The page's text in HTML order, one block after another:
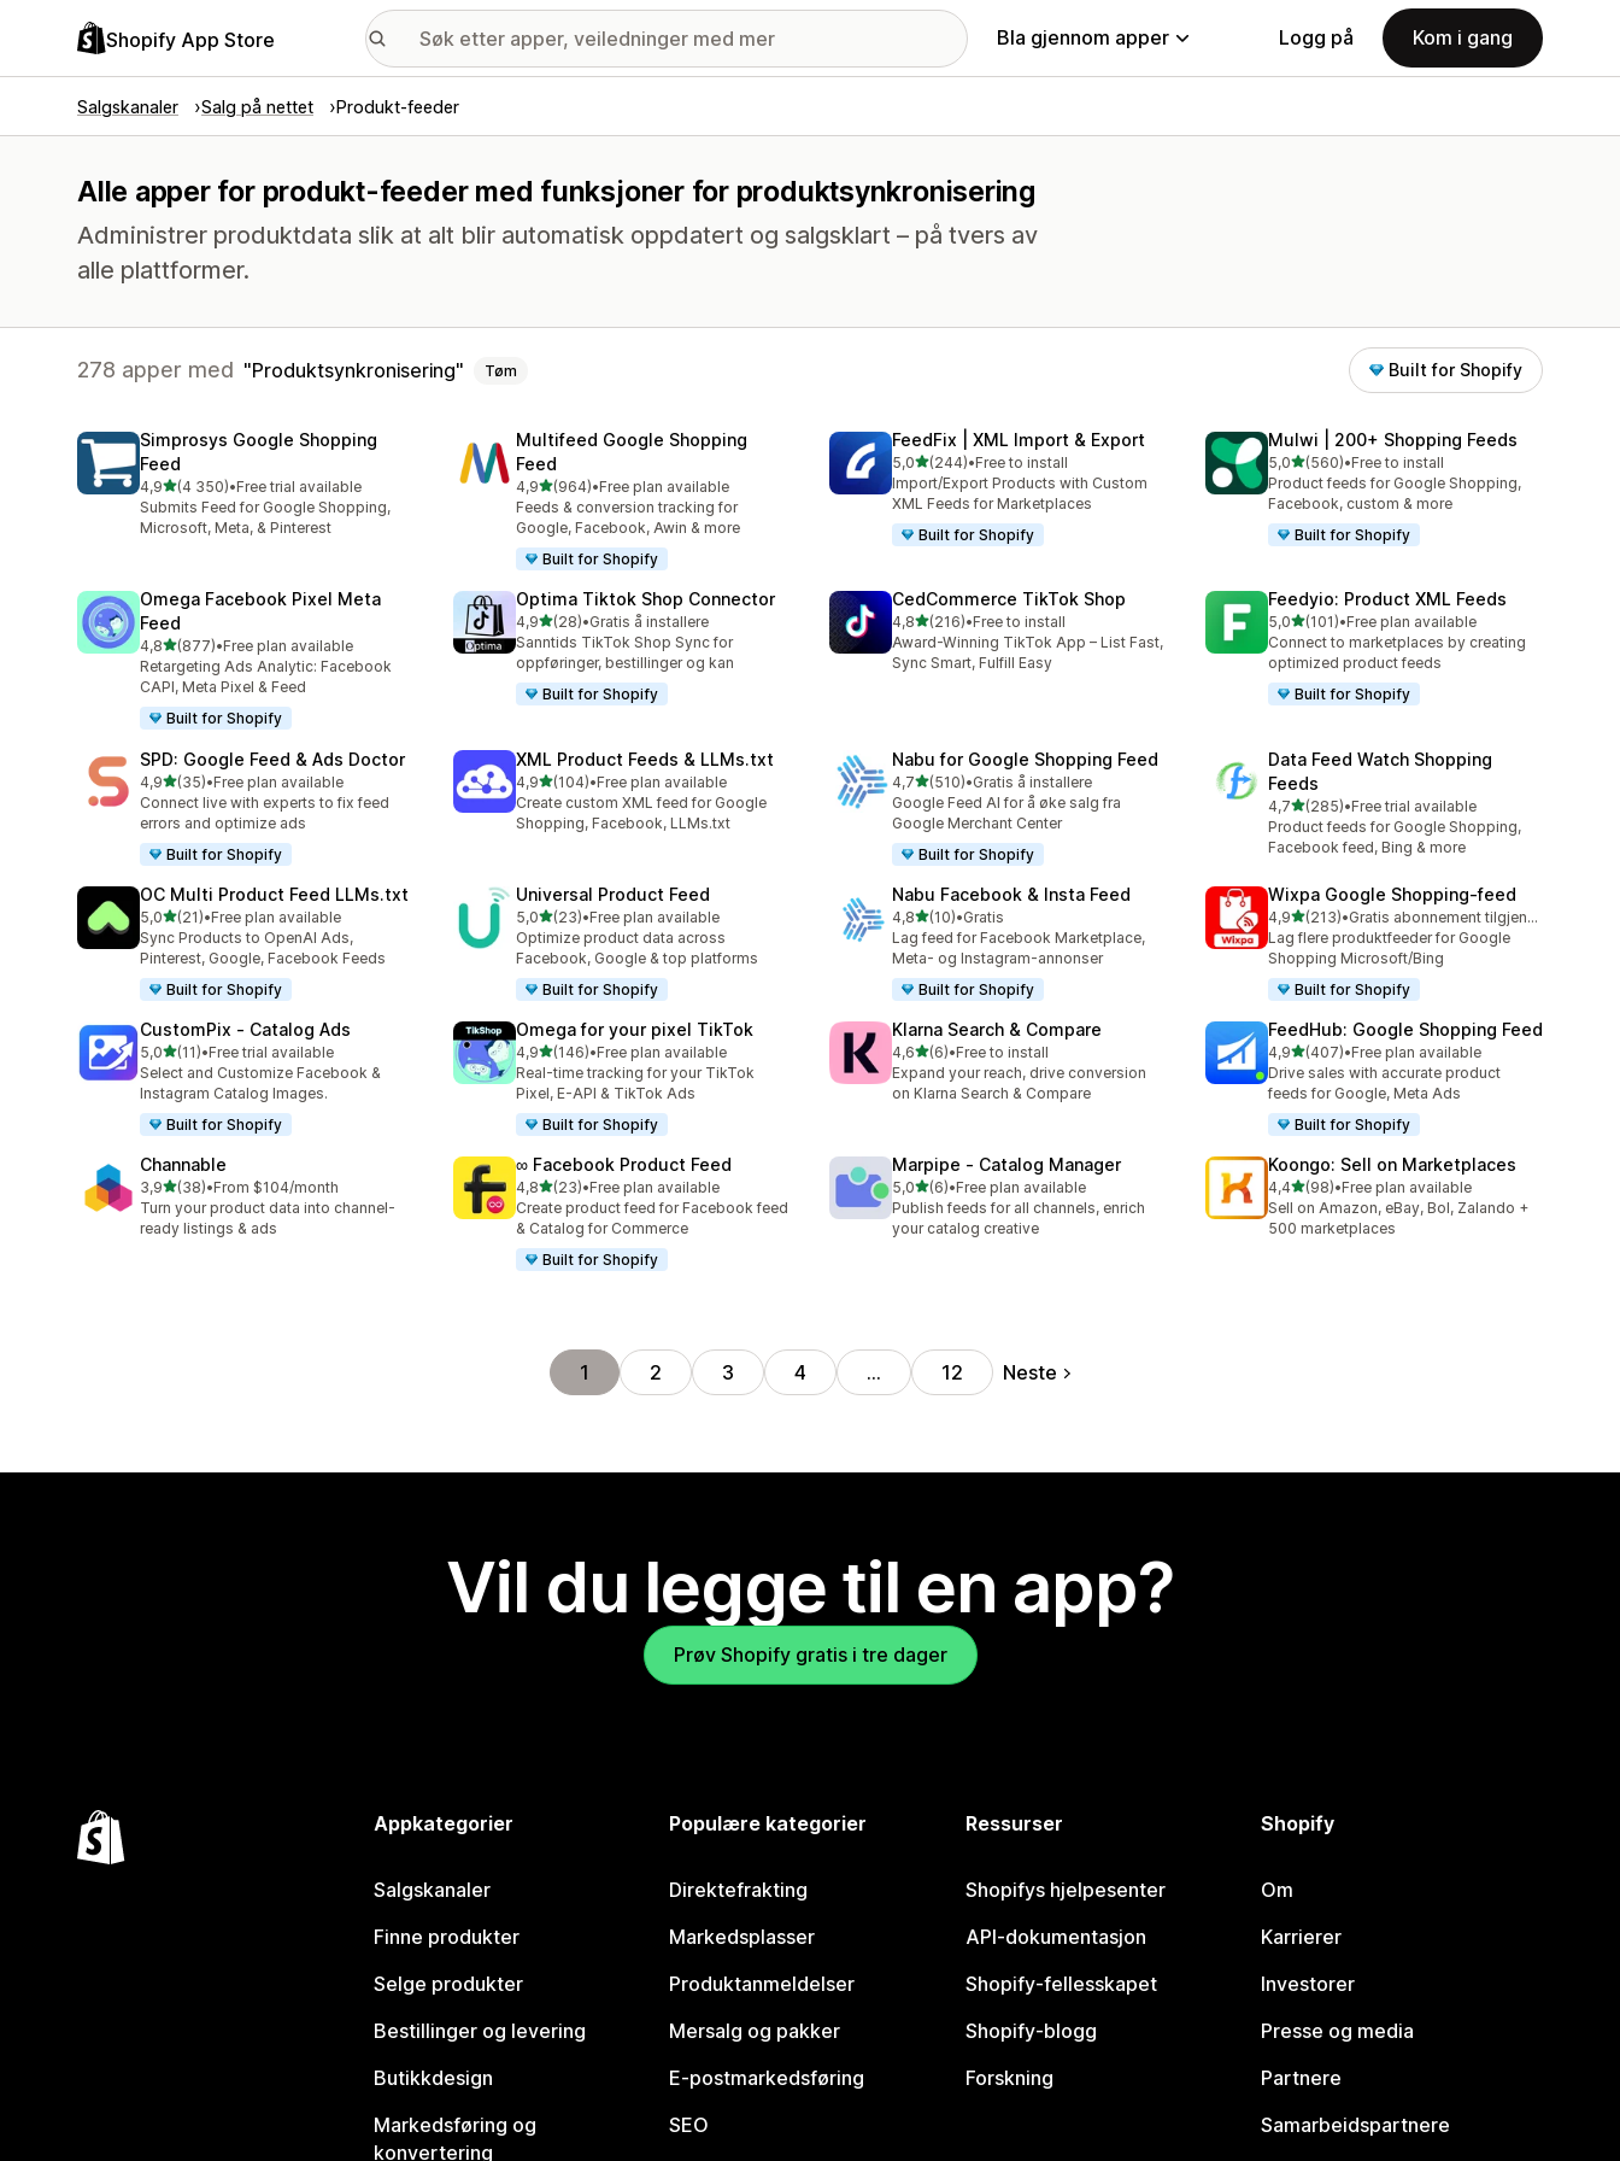
Shopify App Store Bla gjennom apper Logg på Kom i gang
Salgskanaler Salg på nettet Produkt-feeder
Alle apper for produkt-feeder med funksjoner for produktsynkronisering
Administrer produktdata slik at alt blir automatisk oppdatert og salgsklart – på tvers av
alle plattformer.
278 apper med Produktsynkronisering Tøm Built for Shopify
Simprosys Google Shopping
Feed
4,9av 5 stjerner
(4 350)
Totalt 4350 omtaler
•Free trial available
Submits Feed for Google Shopping,
Microsoft, Meta, & Pinterest
Multifeed Google Shopping
Feed
4,9av 5 stjerner
(964)
Totalt 964 omtaler
•Free plan available
Feeds & conversion tracking for
Google, Facebook, Awin & more
Built for Shopify
FeedFix | XML Import & Export
5,0av 5 stjerner
(244)
Totalt 244 omtaler
•Free to install
Import/Export Products with Custom
XML Feeds for Marketplaces
Built for Shopify
Mulwi | 200+ Shopping Feeds
5,0av 5 stjerner
(560)
Totalt 560 omtaler
•Free to install
Product feeds for Google Shopping,
Facebook, custom & more
Built for Shopify
Omega Facebook Pixel Meta
Feed
4,8av 5 stjerner
(877)
Totalt 877 omtaler
•Free plan available
Retargeting Ads Analytic: Facebook
CAPI, Meta Pixel & Feed
Built for Shopify
Optima Tiktok Shop Connector
4,9av 5 stjerner
(28)
Totalt 28 omtaler
•Gratis å installere
Sanntids TikTok Shop Sync for
oppføringer, bestillinger og kan
Built for Shopify
CedCommerce TikTok Shop
4,8av 5 stjerner
(216)
Totalt 216 omtaler
•Free to install
Award-Winning TikTok App – List Fast,
Sync Smart, Fulfill Easy
Feedyio: Product XML Feeds
5,0av 5 stjerner
(101)
Totalt 101 omtaler
•Free plan available
Connect to marketplaces by creating
optimized product feeds
Built for Shopify
SPD: Google Feed & Ads Doctor
4,9av 5 stjerner
(35)
Totalt 35 omtaler
•Free plan available
Connect live with experts to fix feed
errors and optimize ads
Built for Shopify
XML Product Feeds & LLMs.txt
4,9av 5 stjerner
(104)
Totalt 104 omtaler
•Free plan available
Create custom XML feed for Google
Shopping, Facebook, LLMs.txt
Nabu for Google Shopping Feed
4,7av 5 stjerner
(510)
Totalt 510 omtaler
•Gratis å installere
Google Feed AI for å øke salg fra
Google Merchant Center
Built for Shopify
Data Feed Watch Shopping
Feeds
4,7av 5 stjerner
(285)
Totalt 285 omtaler
•Free trial available
Product feeds for Google Shopping,
Facebook feed, Bing & more
OC Multi Product Feed LLMs.txt
5,0av 5 stjerner
(21)
Totalt 21 omtaler
•Free plan available
Sync Products to OpenAI Ads,
Pinterest, Google, Facebook Feeds
Built for Shopify
Universal Product Feed
5,0av 5 stjerner
(23)
Totalt 23 omtaler
•Free plan available
Optimize product data across
Facebook, Google & top platforms
Built for Shopify
Nabu Facebook & Insta Feed
4,8av 5 stjerner
(10)
Totalt 10 omtaler
•Gratis
Lag feed for Facebook Marketplace,
Meta- og Instagram-annonser
Built for Shopify
Wixpa Google Shopping‑feed
4,9av 5 stjerner
(213)
Totalt 213 omtaler
•
Gratis abonnement tilgjengelig
Lag flere produktfeeder for Google
Shopping Microsoft/Bing
Built for Shopify
CustomPix ‑ Catalog Ads
5,0av 5 stjerner
(11)
Totalt 11 omtaler
•Free trial available
Select and Customize Facebook &
Instagram Catalog Images.
Built for Shopify
Omega for your pixel TikTok
4,9av 5 stjerner
(146)
Totalt 146 omtaler
•Free plan available
Real-time tracking for your TikTok
Pixel, E-API & TikTok Ads
Built for Shopify
Klarna Search & Compare
4,6av 5 stjerner
(6)
Totalt 6 omtaler
•Free to install
Expand your reach, drive conversion
on Klarna Search & Compare
FeedHub: Google Shopping Feed
4,9av 5 stjerner
(407)
Totalt 407 omtaler
•Free plan available
Drive sales with accurate product
feeds for Google, Meta Ads
Built for Shopify
Channable
3,9av 5 stjerner
(38)
Totalt 38 omtaler
•From $104/month
Turn your product data into channel-
ready listings & ads
∞ Facebook Product Feed
4,8av 5 stjerner
(23)
Totalt 23 omtaler
•Free plan available
Create product feed for Facebook feed
& Catalog for Commerce
Built for Shopify
Marpipe ‑ Catalog Manager
5,0av 5 stjerner
(6)
Totalt 6 omtaler
•Free plan available
Publish feeds for all channels, enrich
your catalog creative
Koongo: Sell on Marketplaces
4,4av 5 stjerner
(98)
Totalt 98 omtaler
•Free plan available
Sell on Amazon, eBay, Bol, Zalando +
500 marketplaces
1 2 3 4 … 12 Neste
Vil du legge til en app?
Prøv Shopify gratis i tre dager
Appkategorier
Salgskanaler
Finne produkter
Selge produkter
Bestillinger og levering
Butikkdesign
Markedsføring og
konvertering
Populære kategorier
Direktefrakting
Markedsplasser
Produktanmeldelser
Mersalg og pakker
E-postmarkedsføring
SEO
Ressurser
Shopifys hjelpesenter
API-dokumentasjon
Shopify-fellesskapet
Shopify-blogg
Forskning
Shopify
Om
Karrierer
Investorer
Presse og media
Partnere
Samarbeidspartnere